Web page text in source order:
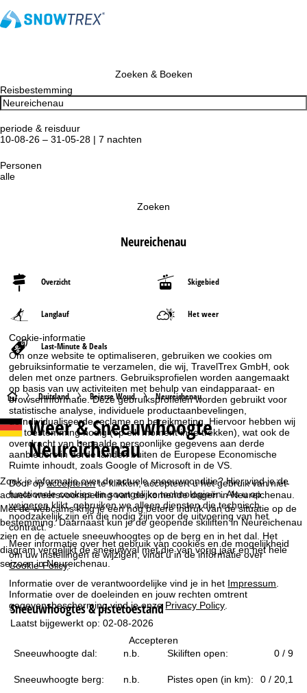
Cookie-informatie
Om onze website te optimaliseren, gebruiken we cookies om
gebruiksinformatie te verzamelen, die wij, TravelTrex GmbH, ook
delen met onze partners. Gebruiksprofielen worden aangemaakt
op basis van uw activiteiten met behulp van eindapparaat- en
browserinformatie. Deze gebruiksprofielen worden gebruikt voor
statistische analyse, individuele productaanbevelingen,
geïndividualiseerde reclame en bereikmeting. Hiervoor hebben wij
uw toestemming nodig (op elk moment in te trekken), wat ook de
overdracht van bepaalde persoonlijke gegevens aan derde
aanbieders in derde landen buiten de Europese Economische
Ruimte inhoudt, zoals Google of Microsoft in de VS.
Door opaccepterente klikken, accepteert u het gebruik van niet-
functionele cookies en soortgelijke technologieën. Als u op
weigerenklikt, gebruiken we alleen diensten die technisch
noodzakelijk zijn en die nodig zijn voor de uitvoering van het
contract.
Meer informatie over het gebruik van cookies en de mogelijkheid
om uw instellingen te wijzigen, vindt u in de informatie over
Cookie-Policy.
Informatie over de verantwoordelijke vind je in het Impressum
Informatie over de doeleinden en jouw rechten omtrent
gegevensbescherming vind je onze Privacy Policy
Accepteren
Zoeken & Boeken
Reisbestemming
periode & reisduur
10-08-26 – 31-05-28 | 7 nachten
Personen
alle
Zoeken
Neureichenau
Overzicht Skigebied
Langlauf Het weer
Last-Minute & Deals
S
t
a
r
t
p
a
g
i
n
a
Duitsland Beierse Woud Neureichenau
Weer & Sneeuwhoogte
Neureichenau
Zoek je informatie over de actuele sneeuwconditie? Hier vind je de
actuele weersvoorspelling van de komende dagen in Neureichenau.
Met de webcams krijg je een nog betere indruk van de situatie op de
bestemming. Daarnaast kun je de geopende skiliften in Neureichenau
zien en de actuele sneeuwhoogtes op de berg en in het dal. Het
diagram vergelijkt de sneeuwval met die van vorig jaar en het hele
seizoen in Neureichenau.
Sneeuwhoogtes & pistetoestand
Laatst bijgewerkt op: 02-08-2026
Sneeuwhoogte dal: n.b. Skiliften open: 0 / 9
Sneeuwhoogte berg: n.b. Pistes open (in km): 0 / 20,1